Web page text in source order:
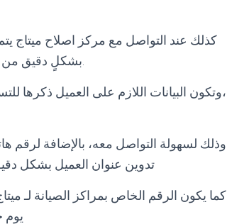
كذلك عند التواصل مع مركز اصلاح ميتاج
.بشكلٍ دقيق من
،وتكون البيانات اللازم على العميل
وذلك لسهولة التواصل معه، بالإضافة لرقم
تدوين عنوان العميل بشكل
كما يكون الرقم الخاص بمراكز الصيانة لـ
يوم